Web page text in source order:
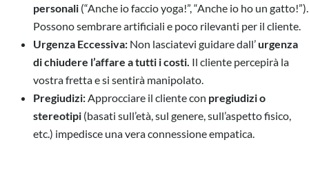
personali (“Anche io faccio yoga!”, “Anche io ho un gatto!”).
Possono sembrare artificiali e poco rilevanti per il cliente.
Urgenza Eccessiva: Non lasciatevi guidare dall’urgenza
di chiudere l’affare a tutti i costi. Il cliente percepirà la
vostra fretta e si sentirà manipolato.
Pregiudizi: Approcciare il cliente con pregiudizi o
stereotipi (basati sull’età, sul genere, sull’aspetto fisico,
etc.) impedisce una vera connessione empatica.